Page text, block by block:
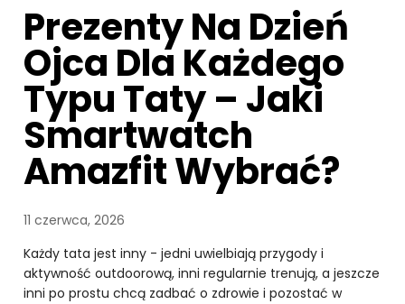
Prezenty Na Dzień
Ojca Dla Każdego
Typu Taty – Jaki
Smartwatch
Amazfit Wybrać?
11 czerwca, 2026
Każdy tata jest inny - jedni uwielbiają przygody i
aktywność outdoorową, inni regularnie trenują, a jeszcze
inni po prostu chcą zadbać o zdrowie i pozostać w